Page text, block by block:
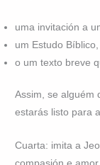
uma invitación a
um Estudo Bíblico,
o um texto breve
Assim, se alguém
estarás listo para
Cuarta: imita a